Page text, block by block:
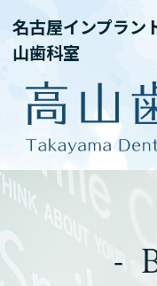
名古屋インプラン
山歯科室
-